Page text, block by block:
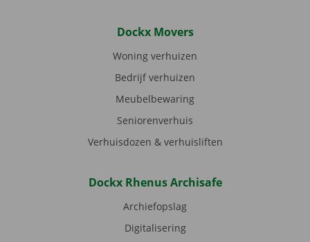
Dockx Movers
Woning verhuizen
Bedrijf verhuizen
Meubelbewaring
Seniorenverhuis
Verhuisdozen & verhuisliften
Dockx Rhenus Archisafe
Archiefopslag
Digitalisering